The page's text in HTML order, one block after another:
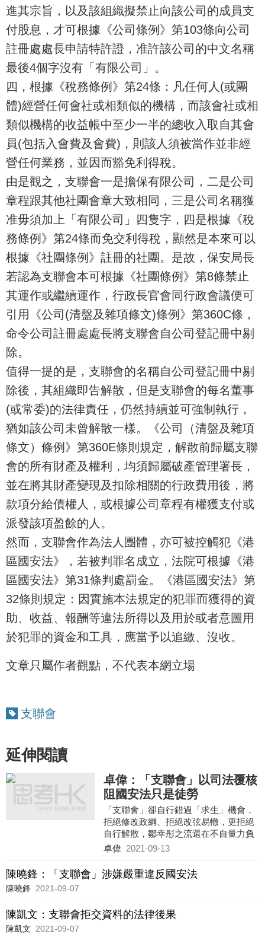
進其宗旨，以及該組織擬禁止向該公司的成員支
付股息，才可根據《公司條例》第103條向公司
註冊處處長申請特許證，准許該公司的中文名稱
最後4個字沒有「有限公司」。
四，根據《稅務條例》第24條：凡任何人(或團
體)經營任何會社或相類似的機構，而該會社或相
類似機構的收益帳中至少一半的總收入取自其會
員(包括入會費及會費)，則該人須被當作並非經
營任何業務，並因而豁免利得稅。
由是觀之，支聯會一是擔保有限公司，二是公司
章程跟其他社團會章大致相同，三是公司名稱獲
准毋須加上「有限公司」四隻字，四是根據《稅
務條例》第24條而免交利得稅，顯然是本來可以
根據《社團條例》註冊的社團。是故，保安局長
若認為支聯會本可根據《社團條例》第8條禁止
其運作或繼續運作，行政長官會同行政會議便可
引用《公司(清盤及雜項條文)條例》第360C條，
命令公司註冊處處長將支聯會自公司登記冊中剔
除。
值得一提的是，支聯會的名稱自公司登記冊中剔
除後，其組織即告解散，但是支聯會的每名董事
(或常委)的法律責任，仍然持續並可強制執行，
猶如該公司未曾解散一樣。《公司（清盤及雜項
條文）條例》第360E條則規定，解散前歸屬支聯
會的所有財產及權利，均須歸屬破產管理署長，
並在將其財產變現及扣除相關的行政費用後，將
款項分給債權人，或根據公司章程有權獲支付或
派發該項盈餘的人。
然而，支聯會作為法人團體，亦可被控觸犯《港
區國安法》，若被判罪名成立，法院可根據《港
區國安法》第31條判處罰金。《港區國安法》第
32條則規定：因實施本法規定的犯罪而獲得的資
助、收益、報酬等違法所得以及用於或者意圖用
於犯罪的資金和工具，應當予以追繳、沒收。
文章只屬作者觀點，不代表本網立場
支聯會
延伸閱讀
卓偉：「支聯會」以司法覆核
阻國安法只是徒勞
「支聯會」卻自行錯過「求生」機會，
拒絕修改政綱、拒絕改弦易轍，更拒絕
自行解散，鄒幸彤之流還在不自量力負
隅頑抗，這不過說明「支聯會」是作賊
卓偉 2021-09-13
陳曉鋒：「支聯會」涉嫌嚴重違反國安法
陳曉鋒 2021-09-07
陳凱文：支聯會拒交資料的法律後果
陳凱文 2021-09-07